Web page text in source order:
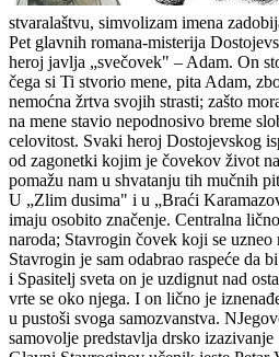
stvaralaštvu, simvolizam imena
Pet glavnih romana-misterija
heroj javlja „svečovek" – Adam. On
čega si Ti stvorio mene, pita Adam,
nemoćna žrtva svojih strasti; zašto
na mene stavio nepodnosivo breme
celovitost. Svaki heroj Dostojevskog
od zagonetki kojim je čovekov život
pomažu nam u shvatanju tih mučnih
U „Zlim dusima" i u „Braći
imaju osobito značenje. Centralna
naroda; Stavrogin čovek koji se
Stavrogin je sam odabrao raspeće da
i Spasitelj sveta on je uzdignut nad
vrte se oko njega. I on lično je
u pustoši svoga samozvanstva.
samovolje predstavlja drsko